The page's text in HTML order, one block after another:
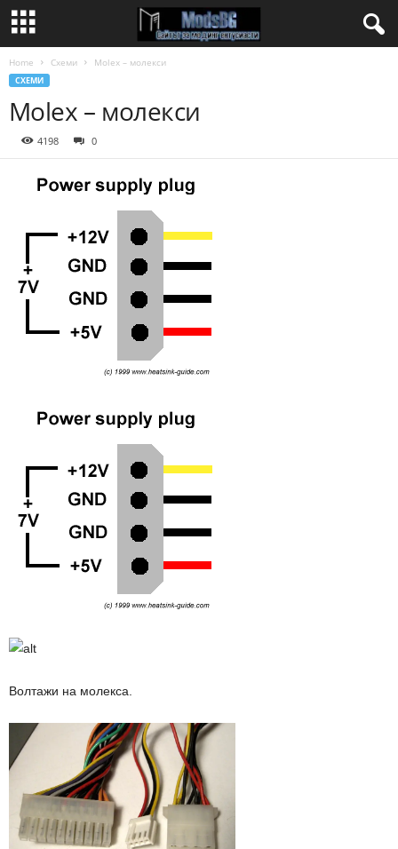
Home Схеми Molex – молекси
СХЕМИ
Molex – молекси
4198 0
Волтажи на молекса.